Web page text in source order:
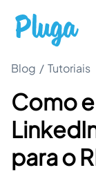
Blog / Tutoriais
Como
para o